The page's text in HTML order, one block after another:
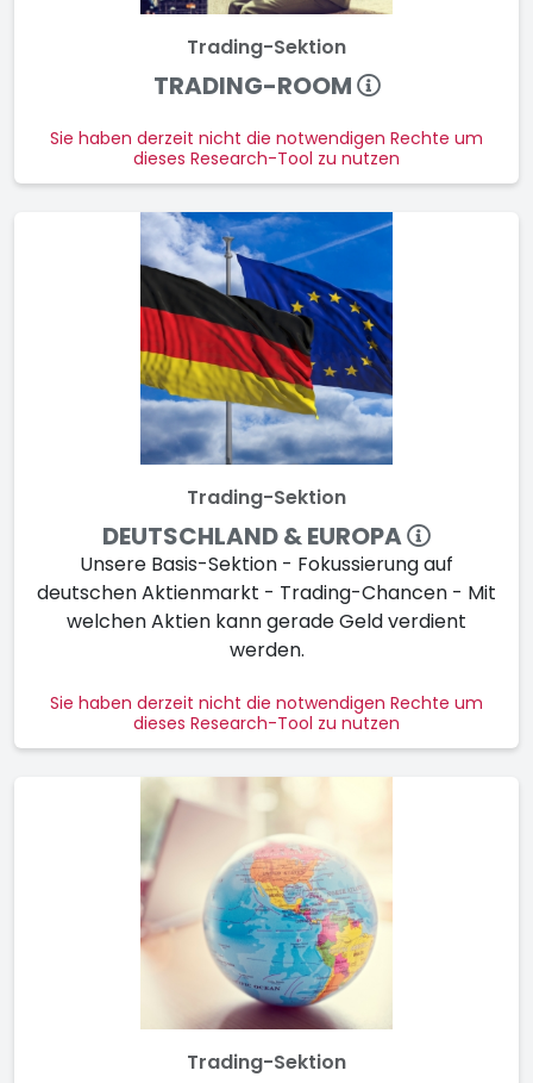
Trading-Sektion
TRADING-ROOM
Sie haben derzeit nicht die notwendigen Rechte um
dieses Research-Tool zu nutzen
Trading-Sektion
DEUTSCHLAND & EUROPA
Unsere Basis-Sektion - Fokus­sier­ung auf
deutschen Aktien­markt - Trading-Chancen - Mit
wel­chen Ak­tien kann ge­ra­de Geld ver­dient
werden.
Sie haben derzeit nicht die notwendigen Rechte um
dieses Research-Tool zu nutzen
Trading-Sektion